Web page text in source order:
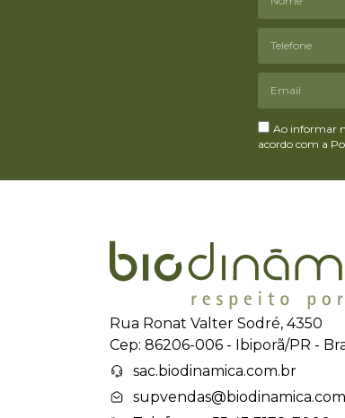
Ao informar
acordo com a
Rua Ronat Valter Sodré, 4350
Cep: 86206-006 - Ibiporã/PR -
sac.biodinamica.com.br